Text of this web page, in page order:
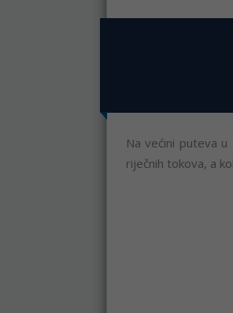
Na većini puteva
riječnih tokova, a